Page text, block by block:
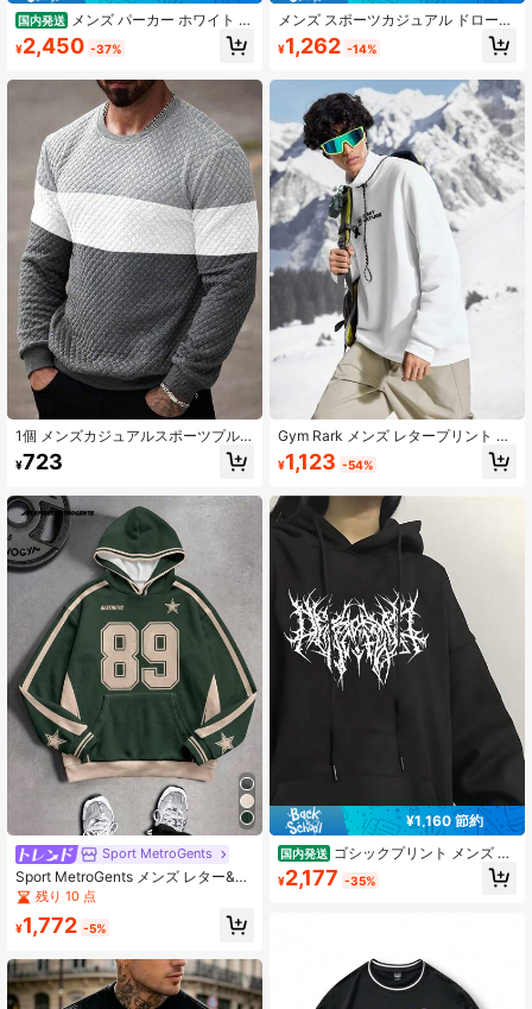
国内発送 メンズ パーカー ホワイト グ
ラフィック ストリートウェア プレミ
アムコットン クルーネック イージー
¥2,450 -37%
1個 メンズカジュアルスポーツプル
オーバー、スリムフィット、ジャカ
ードデザイン。自宅やアウトドア活
トにも最適。素材は100%ポリエステ
ル、複数の色展開。
¥723
Sport MetroGents
Sport MetroGents メンズ レター&ナ
ンバー グラフィック フード付き カ
ジュアル デイリー 長袖 スウェット
シャツ
残り 10 点
¥1,772 -5%
メンズ スポーツカジュアル ドロース
トリング スウェットシャツ、"COOL
DADS CLUB"グラフィックプリン
人、チーム、クラブ、冬のアウトド
ア、デイリーカジュアル、ジムワー
クアウト、クリスマス、父の誕生日
ギフトに最適、軽量スポーツパーカ
ー、スポーツ、ハイキング、釣りに
多用途
¥1,262 -14%
Gym Rark メンズ レタープリント ス
タンドカラー 長袖 ルーズ アウトド
アパーカー
¥1,123 -54%
¥1,160 節約
国内発送 ゴシックプリント メンズ パ
ーカー 冬服 ストリート フード付き
スウェット 男性 クール ブラック ホ
¥2,177 -35%